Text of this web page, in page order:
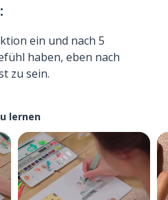
ein und nach 5
haben, eben nach
zu sein.
lernen